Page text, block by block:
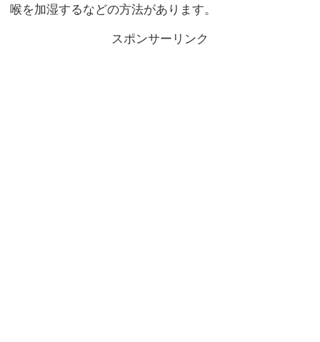
喉を加湿するなどの方法があります。
スポンサーリンク